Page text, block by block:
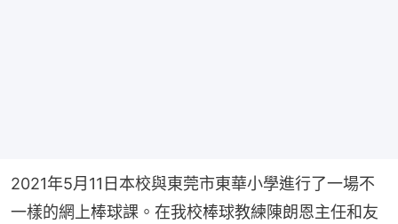
2021年5月11日本校與東莞市東華小學進行了一場不
一樣的網上棒球課。在我校棒球教練陳朗恩主任和友